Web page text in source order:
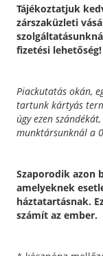
Tájékoztatjuk
zárszaküzleti
fizetési lehetőség!
Piackutatás okán,
tartunk kártyás
úgy ezen
munktársunknál a
Szaporodik azon
amelyeknek
háztatartásnak.
számít az ember.